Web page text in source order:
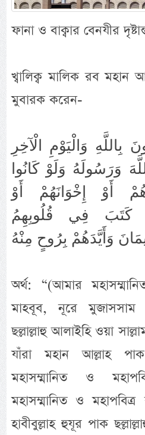
ফানা ও বাক্বার বেনযীর
খ্বালিক্ব মালিক রব মহান
মুবারক করেন-
بِاللَّهِ وَالْيَوْمِ الْآخِرِ
وَرَسُولَهُ وَلَوْ كَانُوا
أَوْ إِخْوَانَهُمْ أَوْ
كَتَبَ فِي قُلُوبِهِمُ
وَأَيَّدَهُمْ بِرُوحٍ مِنْهُ
অর্থ: “(আমার
মাহবূব, নূরে মুজাসসাম
ছল্লাল্লাহু আলাইহি ওয়া
যাঁরা মহান আল্লাহ
মহাসম্মানিত ও
মহাসম্মানিত ও
হাবীবুল্লাহ হুযূর পাক